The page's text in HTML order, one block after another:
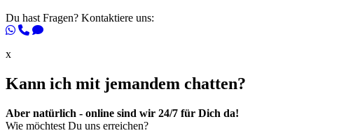
Du hast Fragen? Kontaktiere uns:
x
Kann ich mit jemandem chatten?
Aber natürlich - online sind wir 24/7 für Dich da!
Wie möchtest Du uns erreichen?